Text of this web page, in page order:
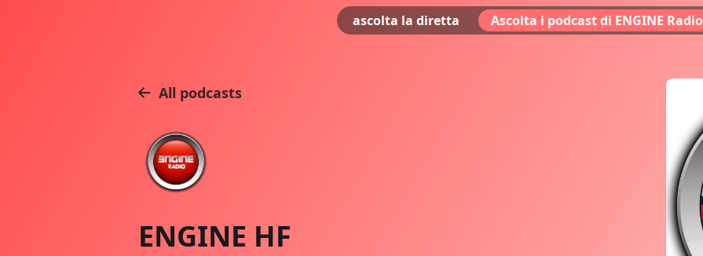
ascolta la diretta Ascolta i podcast di ENGINE Radio
All podcasts
ENGINE HF